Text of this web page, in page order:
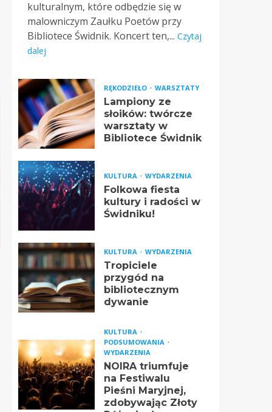
kulturalnym, które odbędzie się w
malowniczym Zaułku Poetów przy
Bibliotece Świdnik. Koncert ten,... Czytaj
dalej
RĘKODZIEŁO WARSZTATY
Lampiony ze
słoików: twórcze
warsztaty w
Bibliotece Świdnik
KULTURA WYDARZENIA
Folkowa fiesta
kultury i radości w
Świdniku!
KULTURA WYDARZENIA
Tropiciele
przygód na
bibliotecznym
dywanie
KULTURA
PODSUMOWANIA
WYDARZENIA
NOIRA triumfuje
na Festiwalu
Pieśni Maryjnej,
zdobywając Złoty